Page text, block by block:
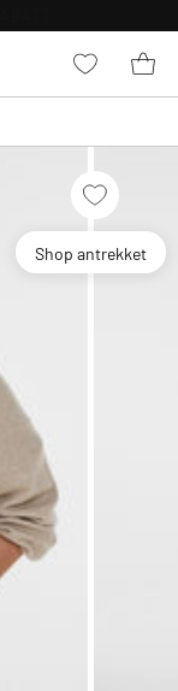
Shop antrekket